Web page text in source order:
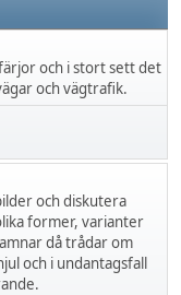
och i stort sett det
och vägtrafik.
och diskutera
former, varianter
då trådar om
och i undantagsfall